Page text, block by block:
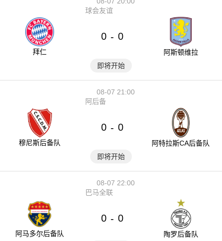
球会友谊
拜仁
0 - 0
阿斯顿维拉
即将开始
08-07 21:00
阿后备
穆尼斯后备队
0 - 0
阿特拉斯CA后备队
即将开始
08-07 22:00
巴马全联
阿马多尔后备队
0 - 0
陶罗后备队